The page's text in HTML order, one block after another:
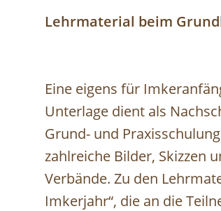
Lehrmaterial beim
Eine eigens für
Unterlage dient als
Grund- und
zahlreiche Bilder, Skizzen
Verbände. Zu den
Imkerjahr“, die an die